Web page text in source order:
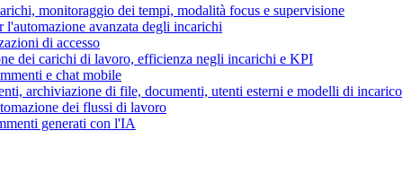
monitoraggio dei tempi, modalità focus e supervisione
avanzata degli incarichi
di accesso
dei carichi di lavoro, efficienza negli incarichi e KPI
e chat mobile
archiviazione di file, documenti, utenti esterni e modelli di incarico
dei flussi di lavoro
generati con l'IA